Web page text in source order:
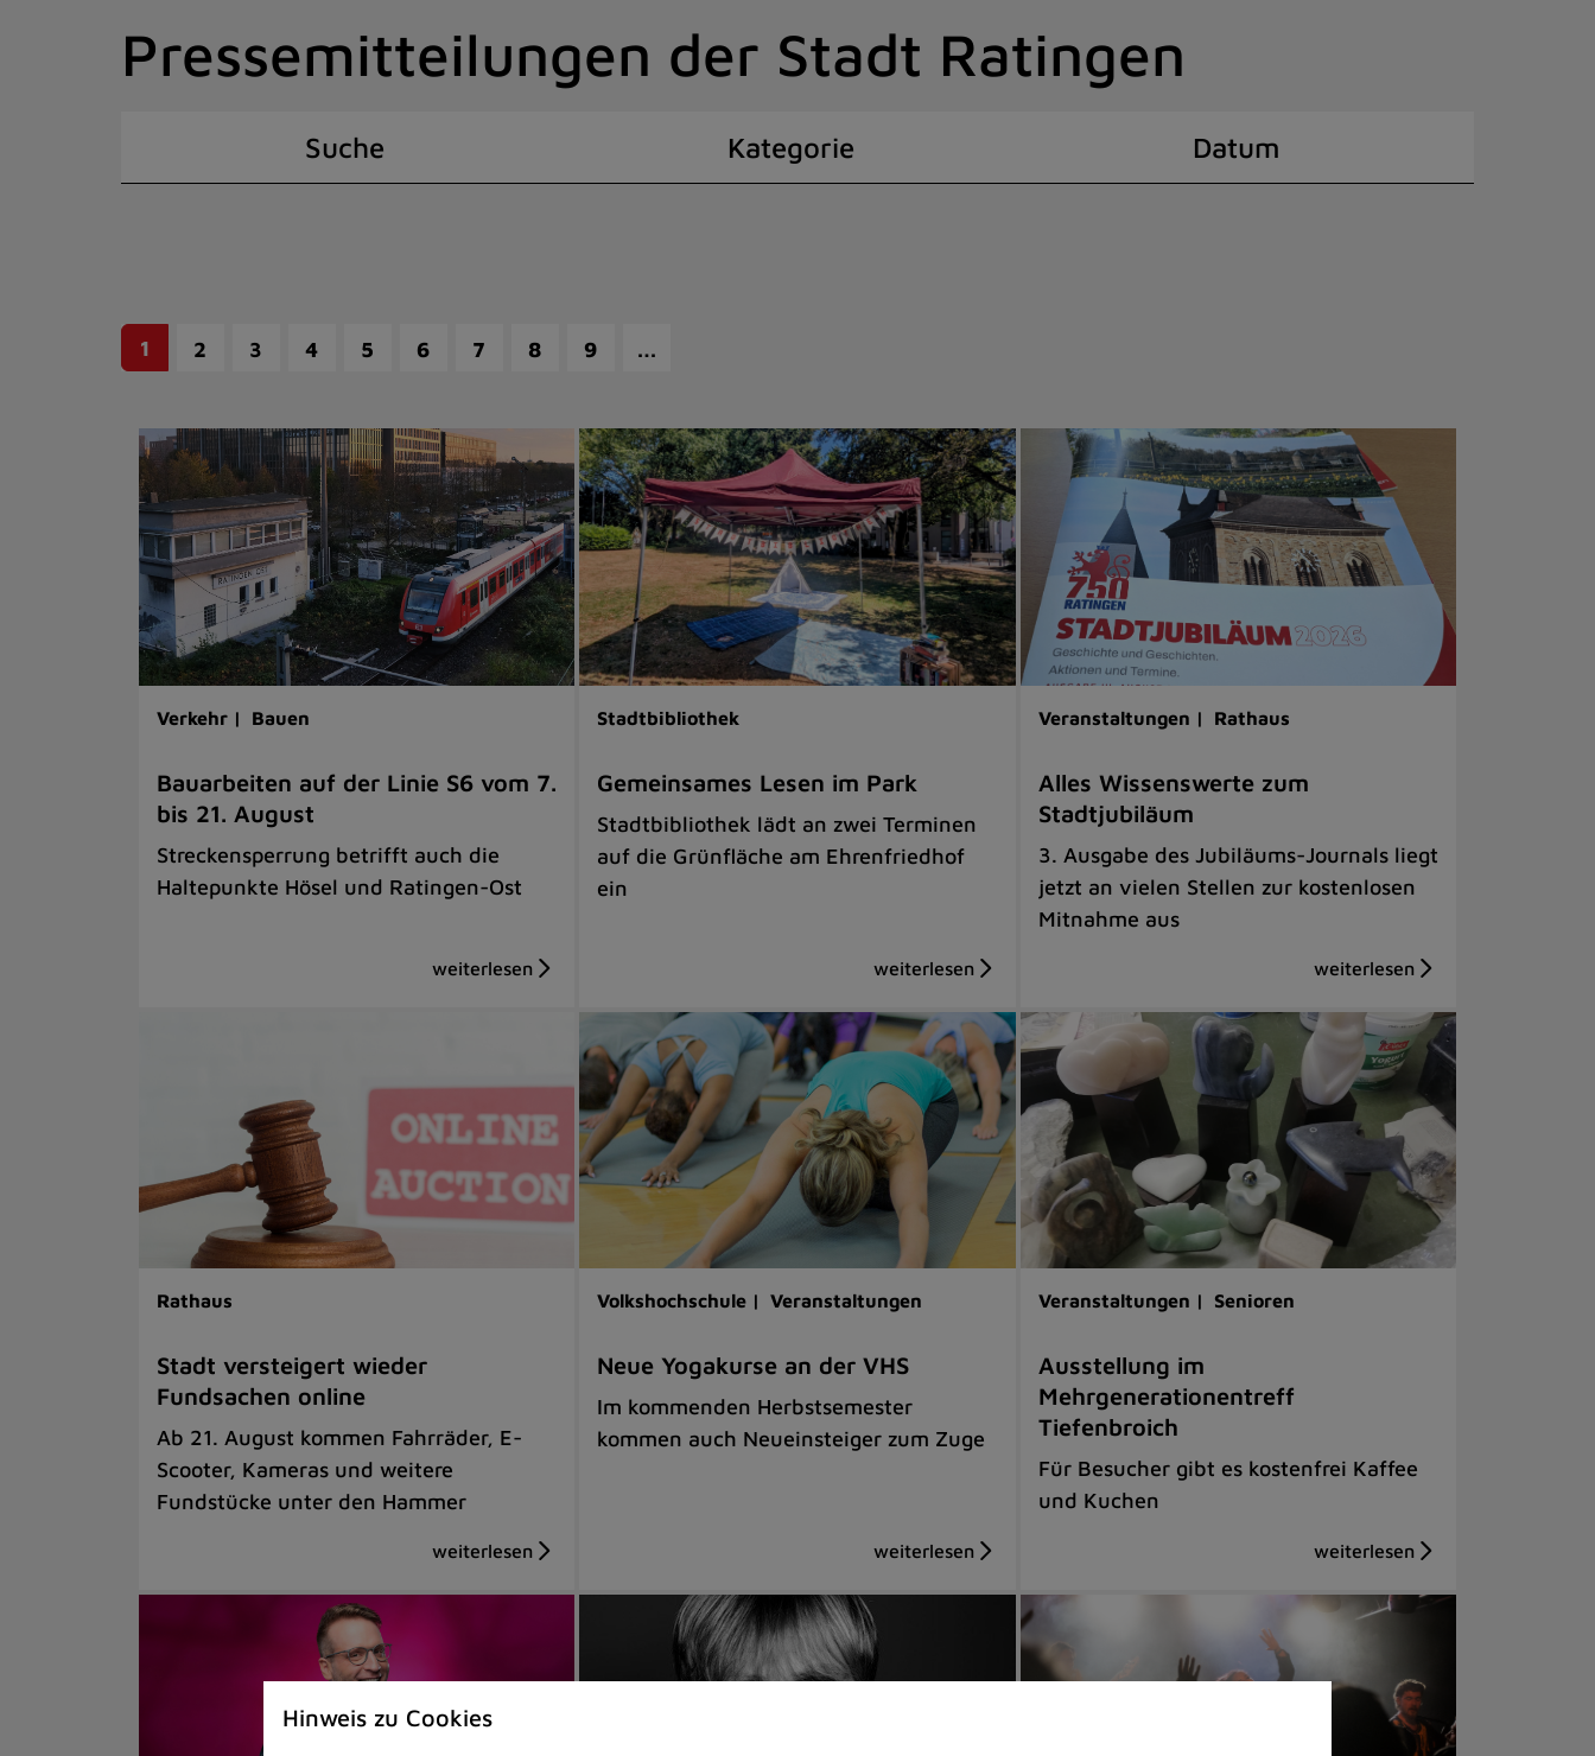
Pressemitteilungen der Stadt Ratingen
Suche Kategorie Datum
1 2 3 4 5 6 7 8 9 …
Verkehr | Bauen
Bauarbeiten auf der Linie S6 vom 7.
bis 21. August
Streckensperrung betrifft auch die
Haltepunkte Hösel und Ratingen-Ost
Stadtbibliothek
Gemeinsames Lesen im Park
Stadtbibliothek lädt an zwei Terminen
auf die Grünfläche am Ehrenfriedhof
ein
Veranstaltungen | Rathaus
Alles Wissenswerte zum
Stadtjubiläum
3. Ausgabe des Jubiläums-Journals liegt
jetzt an vielen Stellen zur kostenlosen
Mitnahme aus
Rathaus
Stadt versteigert wieder
Fundsachen online
Ab 21. August kommen Fahrräder, E-
Scooter, Kameras und weitere
Fundstücke unter den Hammer
Volkshochschule | Veranstaltungen
Neue Yogakurse an der VHS
Im kommenden Herbstsemester
kommen auch Neueinsteiger zum Zuge
Veranstaltungen | Senioren
Ausstellung im
Mehrgenerationentreff
Tiefenbroich
Für Besucher gibt es kostenfrei Kaffee
und Kuchen
Hinweis zu Cookies